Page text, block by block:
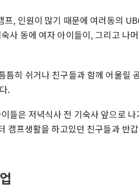
, 인원이 많기 때문에 여러동의
사 동에 여자 아이들이, 그리고 나
히 쉬거나 친구들과 함께 어울릴
.
들은 저녁식사 전 기숙사 앞으로 나
캠프생활을 하고있던 친구들과 반